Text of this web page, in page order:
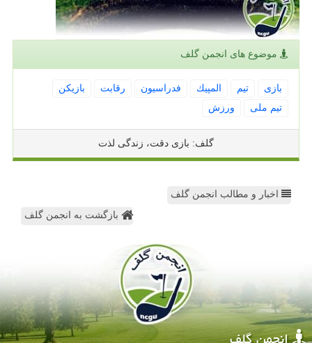
موضوع های انجمن گلف
بازی تیم المپیك فدراسیون رقابت
بازیكن
تیم ملی
ورزش
گلف: بازی دقت، زندگی لذت
اخبار و مطالب انجمن گلف
بازگشت به انجمن گلف